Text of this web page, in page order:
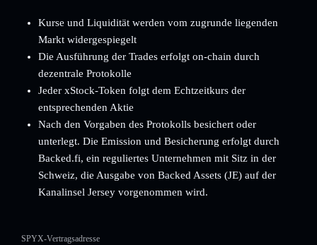
Kurse und Liquidität werden vom zugrunde liegenden
Markt widergespiegelt
Die Ausführung der Trades erfolgt on-chain durch
dezentrale Protokolle
Jeder xStock-Token folgt dem Echtzeitkurs der
entsprechenden Aktie
Nach den Vorgaben des Protokolls besichert oder
unterlegt. Die Emission und Besicherung erfolgt durch
Backed.fi, ein reguliertes Unternehmen mit Sitz in der
Schweiz, die Ausgabe von Backed Assets (JE) auf der
Kanalinsel Jersey vorgenommen wird.
SPYX-Vertragsadresse